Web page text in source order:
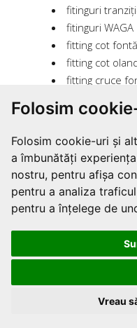
Folosim
Folosim cookie-uri și
a îmbunătăți
nostru, pentru afișa
pentru a analiza
pentru a înțelege de
Vreau
fitinguri
fitinguri WAGA
fitting cot fontă
fitting cot
fitting cruce
fitting dop fontă
fitting fontă
fitting niplu
fitting olandez
fitting teu
fixare metal
flansa EN
flansa
flansa oarba